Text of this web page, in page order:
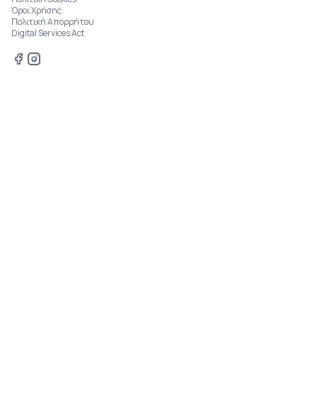
Όροι Χρήσης
Πολιτική Απορρήτου
Digital Services Act